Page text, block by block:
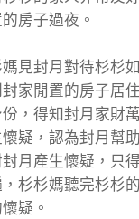
房子過夜。
封月對待杉杉如
家閒置的房子居
，得知封月家財
疑，認為封月幫
月產生懷疑，只
杉杉媽聽完杉杉
疑。